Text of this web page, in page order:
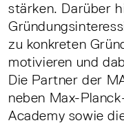
stärken. Darüber
zu konkreten
motivieren und
Die Partner der
neben Max-
Academy sowie